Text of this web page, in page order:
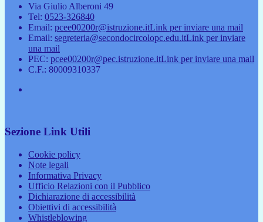
Via Giulio Alberoni 49
Tel: 0523-326840
Email: pcee00200r@istruzione.itLink per inviare una mail
Email: segreteria@secondocircolopc.edu.itLink per inviare
una mail
PEC: pcee00200r@pec.istruzione.itLink per inviare una mail
C.F.: 80009310337
Sezione Link Utili
Cookie policy
Note legali
Informativa Privacy
Ufficio Relazioni con il Pubblico
Dichiarazione di accessibilità
Obiettivi di accessibilità
Whistleblowing